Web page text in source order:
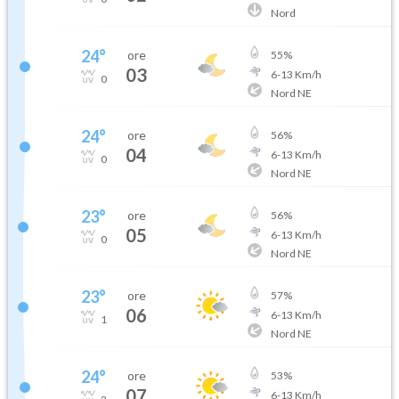
Nord
24°
0
ore
03
55%
6-13 Km/h
Nord NE
24°
0
ore
04
56%
6-13 Km/h
Nord NE
23°
0
ore
05
56%
6-13 Km/h
Nord NE
23°
1
ore
06
57%
6-13 Km/h
Nord NE
24° ore 53%
6-13 Km/h